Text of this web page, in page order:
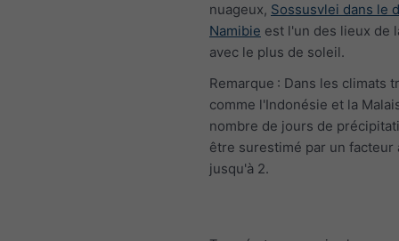
nuageux, Sossusvlei dans le
Namibie est l'un des lieux de
avec le plus de soleil.
Remarque : Dans les climats
comme l'Indonésie et la
nombre de jours de
être surestimé par un facteur
jusqu'à 2.